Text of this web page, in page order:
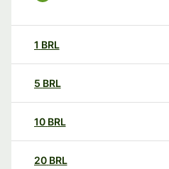
1 BRL
5 BRL
10 BRL
20 BRL